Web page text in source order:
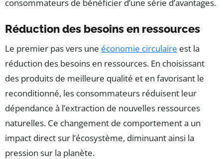
consommateurs de bénéficier d’une série d’avantages.
Réduction des besoins en ressources
Le premier pas vers une économie circulaire est la
réduction des besoins en ressources. En choisissant
des produits de meilleure qualité et en favorisant le
reconditionné, les consommateurs réduisent leur
dépendance à l’extraction de nouvelles ressources
naturelles. Ce changement de comportement a un
impact direct sur l’écosystème, diminuant ainsi la
pression sur la planète.